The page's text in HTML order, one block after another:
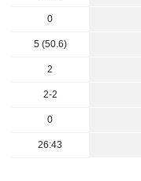
0
5 (50.6)
2
2-2
0
26:43